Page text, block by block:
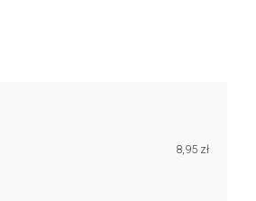
8,95 zł